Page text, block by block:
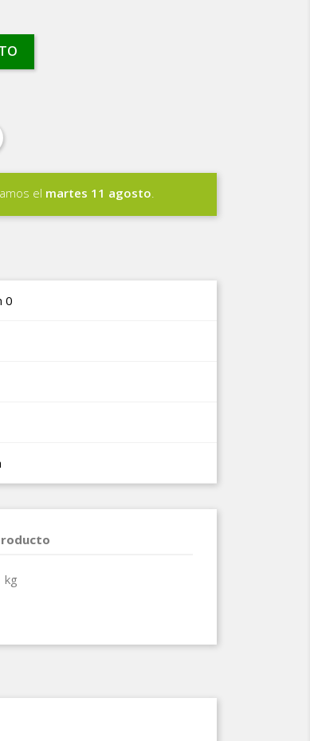
el martes 11 agosto.
0
kg